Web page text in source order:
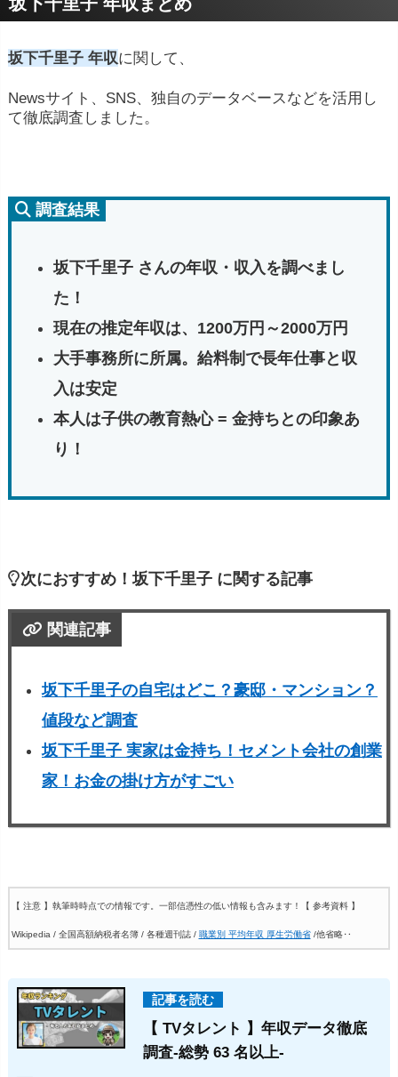
坂下千里子 年収に関して、
Newsサイト、SNS、独自のデータベースなどを活用し
て徹底調査しました。
調査結果
坂下千里子 さんの年収・収入を調べまし
た！
現在の推定年収は、1200万円～2000万円
大手事務所に所属。給料制で長年仕事と収
入は安定
本人は子供の教育熱心 = 金持ちとの印象あ
り ！
次におすすめ！坂下千里子 に関する記事
関連記事
坂下千里子の自宅はどこ？豪邸・マンション？
値段など調査
坂下千里子 実家は金持ち！セメント会社の創業
家！お金の掛け方がすごい
【 注意 】執筆時時点での情報です。一部信憑性の低い情報も含みます！ 【 参考資料 】
Wikipedia / 全国高額納税者名簿 / 各種週刊誌 / 職業別 平均年収 厚生労働省/他省略‥
【 TVタレント 】年収データ徹底
調査-総勢 63 名以上-